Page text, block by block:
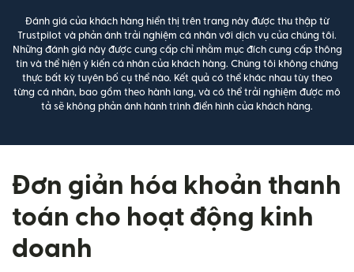
Đánh giá của khách hàng hiển thị trên trang này được thu thập từ
Trustpilot và phản ánh trải nghiệm cá nhân với dịch vụ của chúng tôi.
Những đánh giá này được cung cấp chỉ nhằm mục đích cung cấp thông
tin và thể hiện ý kiến cá nhân của khách hàng. Chúng tôi không chứng
thực bất kỳ tuyên bố cụ thể nào. Kết quả có thể khác nhau tùy theo
từng cá nhân, bao gồm theo hành lang, và có thể trải nghiệm được mô
tả sẽ không phản ánh hành trình điển hình của khách hàng.
Đơn giản hóa khoản thanh
toán cho hoạt động kinh
doanh